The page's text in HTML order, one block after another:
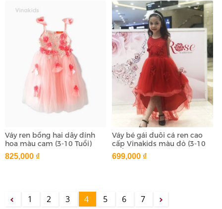
Váy ren bồng hai dây đính
hoa màu cam (3-10 Tuổi)
825,000 ₫
Váy bé gái đuôi cá ren cao
cấp Vinakids màu đỏ (3-10
Tuổi)
699,000 ₫
1 2 3 4 5 6 7